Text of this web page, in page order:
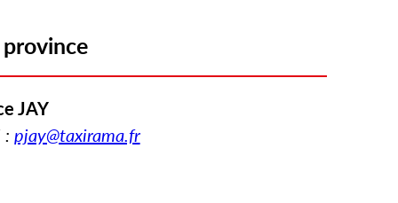
JAY
: pjay@taxirama.fr